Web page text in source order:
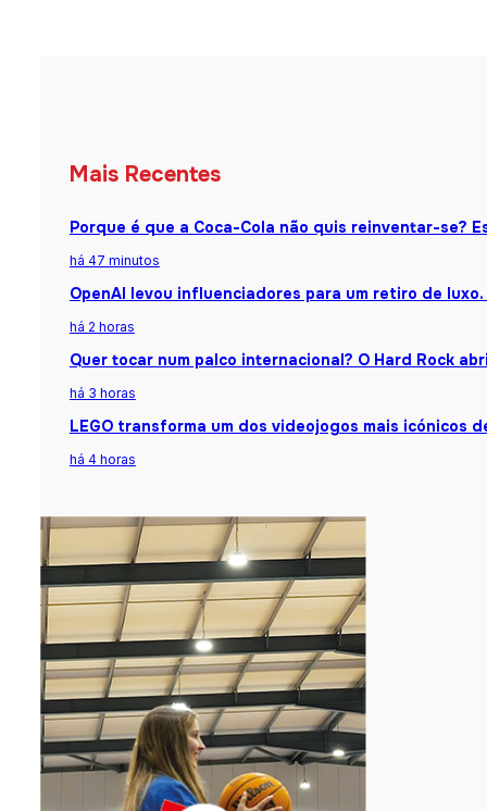
Mais Recentes
Porque é que a Coca-Cola não quis reinventar-se?
há 47 minutos
OpenAI levou influenciadores para um retiro de
há 2 horas
Quer tocar num palco internacional? O Hard Rock
há 3 horas
LEGO transforma um dos videojogos mais icónicos
há 4 horas